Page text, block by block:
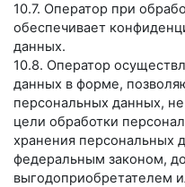
10.7. Оператор при
обеспечивает
данных.
10.8. Оператор
данных в форме,
персональных данных,
цели обработки
хранения персональных
федеральным законом,
выгодоприобретателем